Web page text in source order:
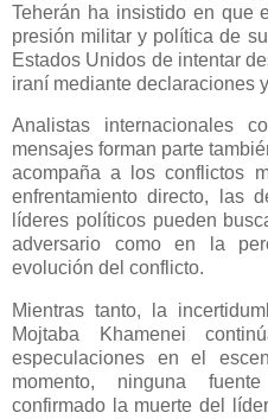
Teherán ha insistido en que
presión militar y política de
Estados Unidos de intentar
iraní mediante declaraciones
Analistas internacionales
mensajes forman parte
acompaña a los conflictos
enfrentamiento directo, las
líderes políticos pueden
adversario como en la
evolución del conflicto.
Mientras tanto, la
Mojtaba Khamenei
especulaciones en el
momento, ninguna
confirmado la muerte del